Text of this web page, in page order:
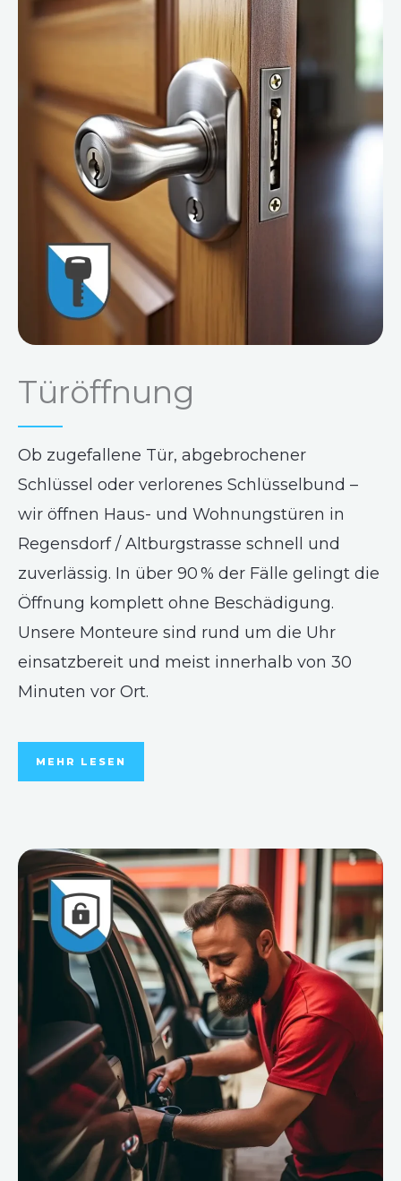
Türöffnung
Ob zugefallene Tür, abgebrochener
Schlüssel oder verlorenes Schlüsselbund –
wir öffnen Haus- und Wohnungstüren in
Regensdorf / Altburgstrasse schnell und
zuverlässig. In über 90 % der Fälle gelingt die
Öffnung komplett ohne Beschädigung.
Unsere Monteure sind rund um die Uhr
einsatzbereit und meist innerhalb von 30
Minuten vor Ort.
MEHR LESEN